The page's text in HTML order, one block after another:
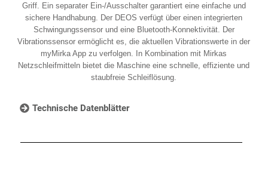
Griff. Ein separater Ein-/Ausschalter garantiert eine einfache und
sichere Handhabung. Der DEOS verfügt über einen integrierten
Schwingungssensor und eine Bluetooth-Konnektivität. Der
Vibrationssensor ermöglicht es, die aktuellen Vibrationswerte in der
myMirka App zu verfolgen. In Kombination mit Mirkas
Netzschleifmitteln bietet die Maschine eine schnelle, effiziente und
staubfreie Schleiflösung.
Technische Datenblätter